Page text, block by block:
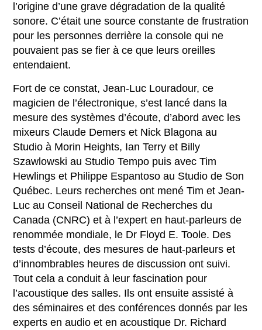
l’origine d’une grave dégradation de la qualité
sonore. C’était une source constante de frustration
pour les personnes derrière la console qui ne
pouvaient pas se fier à ce que leurs oreilles
entendaient.
Fort de ce constat, Jean-Luc Louradour, ce
magicien de l’électronique, s’est lancé dans la
mesure des systèmes d’écoute, d’abord avec les
mixeurs Claude Demers et Nick Blagona au
Studio à Morin Heights, Ian Terry et Billy
Szawlowski au Studio Tempo puis avec Tim
Hewlings et Philippe Espantoso au Studio de Son
Québec. Leurs recherches ont mené Tim et Jean-
Luc au Conseil National de Recherches du
Canada (CNRC) et à l’expert en haut-parleurs de
renommée mondiale, le Dr Floyd E. Toole. Des
tests d’écoute, des mesures de haut-parleurs et
d’innombrables heures de discussion ont suivi.
Tout cela a conduit à leur fascination pour
l’acoustique des salles. Ils ont ensuite assisté à
des séminaires et des conférences donnés par les
experts en audio et en acoustique Dr. Richard